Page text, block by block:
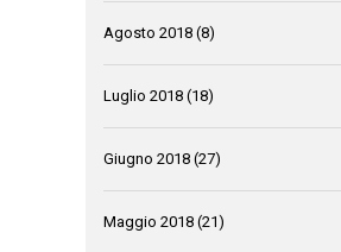
Agosto 2018 (8)
Luglio 2018 (18)
Giugno 2018 (27)
Maggio 2018 (21)